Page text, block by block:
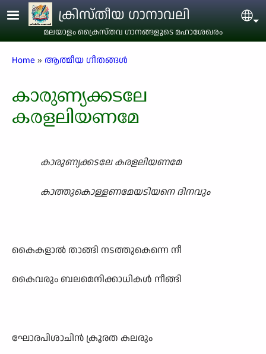
Skip to main contentക്രിസ്തീയ ഗാനാവലി
മലയാളം ക്രൈസ്തവ ഗാനങ്ങളുടെ മഹാശേഖരം
Breadcrumb
Home ആത്മീയ ഗീതങ്ങൾ
കാരുണ്യക്കടലേ
കരളലിയണമേ
കാരുണ്യക്കടലേ കരളലിയണമേ
കാത്തുകൊള്ളണമേയടിയനെ ദിനവും
കൈകളാൽ താങ്ങി നടത്തുകെന്നെ നീ
കൈവരും ബലമെനിക്കാധികൾ നീങ്ങി
ഘോരപിശാചിൻ ക്രൂരത കലരും